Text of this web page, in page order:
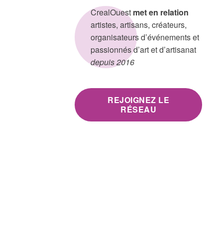
CrealOuest met en relation
artistes, artisans, créateurs,
organisateurs d’événements et
passionnés d’art et d’artisanat
depuis 2016
REJOIGNEZ LE
RÉSEAU